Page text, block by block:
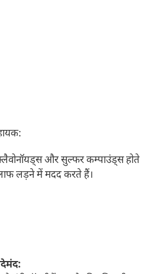
और सुल्फर कम्पाउंड्स होते
लड़ने में मदद करते हैं।